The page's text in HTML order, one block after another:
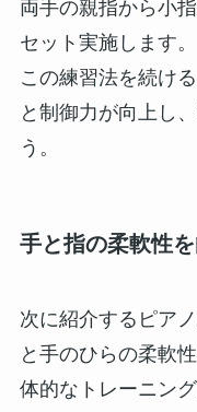
両手の親指から小
セット実施します。
この練習法を続け
と制御力が向上し
う。
手と指の柔軟性
次に紹介するピア
と手のひらの柔軟
体的なトレーニン